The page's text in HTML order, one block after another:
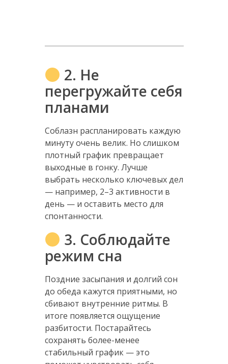
2. Не
перегружайте себя
планами
Соблазн распланировать каждую
минуту очень велик. Но слишком
плотный график превращает
выходные в гонку. Лучше
выбрать несколько ключевых дел
— например, 2–3 активности в
день — и оставить место для
спонтанности.
3. Соблюдайте
режим сна
Поздние засыпания и долгий сон
до обеда кажутся приятными, но
сбивают внутренние ритмы. В
итоге появляется ощущение
разбитости. Постарайтесь
сохранять более-менее
стабильный график — это